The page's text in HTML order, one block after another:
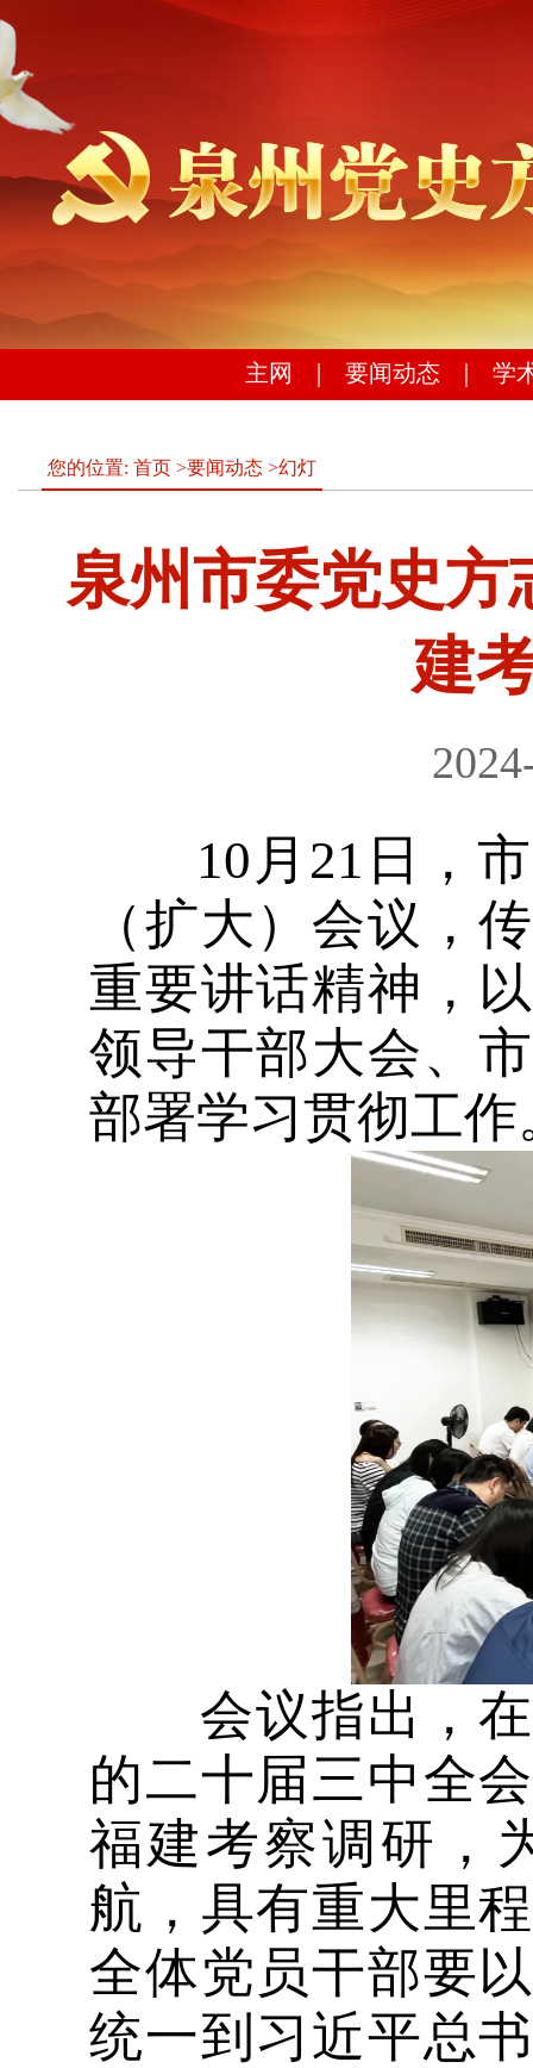
主网 要闻动态 学
您的位置: 首页 >要闻动态 >幻灯
泉州市委党史
建
10月21日，市
（扩大）会议，
重要讲话精神，
领导干部大会、
部署学习贯彻工作
会议指出，在
的二十届三中全
福建考察调研，
航，具有重大里
全体党员干部要
统一到习近平总